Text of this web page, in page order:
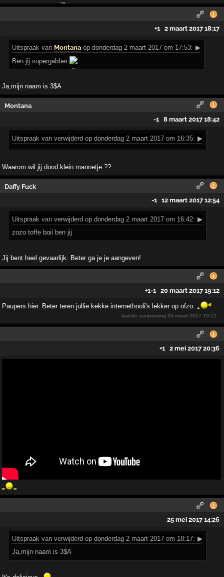
+1 2 maart 2017 18:17
Uitspraak van Montana op donderdag 2 maart 2017 om 17:53: ▶
Ben jij supergabber
Ja,mijn naam is 3$A
Montana
-1
8 maart 2017 18:42
Uitspraak van verwijderd op donderdag 2 maart 2017 om 16:35: ▶
Waarom wil jij dood klein mannetje ??
Daffy Fuck
-1
12 maart 2017 12:54
Uitspraak van verwijderd op donderdag 2 maart 2017 om 16:42: ▶
zozo toffe boii ben jij
Jij bent heel gevaarlijk. Beter ga je je aangeven!
+1-1 20 maart 2017 19:12
Paupers hier. Beter teren jullie kekke internethooli's lekker op ofzo.
laatste aanpassing20 maart 2017 19:12
+1 2 mei 2017 20:36
25 mei 2017 14:26
Uitspraak van verwijderd op donderdag 2 maart 2017 om 18:17: ▶
Ja,mijn naam is 3$A